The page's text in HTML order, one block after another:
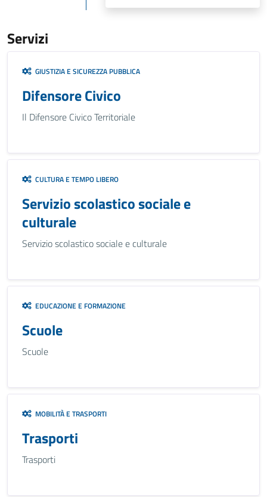
Servizi
GIUSTIZIA E SICUREZZA PUBBLICA
Difensore Civico
Il Difensore Civico Territoriale
CULTURA E TEMPO LIBERO
Servizio scolastico sociale e
culturale
Servizio scolastico sociale e culturale
EDUCAZIONE E FORMAZIONE
Scuole
Scuole
MOBILITÀ E TRASPORTI
Trasporti
Trasporti